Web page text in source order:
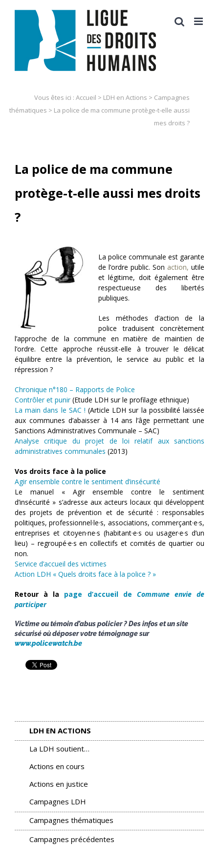
Vous êtes ici : Accueil > LDH en Actions > Campagnes
thématiques > La police de ma commune protège-t-elle aussi
mes droits ?
La police de ma commune
protège-t-elle aussi mes droits
?
La police communale est garante
de l’ordre public. Son action, utile
et légitime, doit également être
respectueuse des libertés
publiques.
Les méthodes d’action de la
police traduisent concrètement
l’approche de la commune en matière de maintien de
l’ordre. Cette approche réussit-elle à trouver le délicat
équilibre entre la prévention, le service au public et la
répression ?
Chronique n°180 – Rapports de Police
Contrôler et punir(Etude LDH sur le profilage ethnique)
La main dans le SAC ! (Article LDH sur la possibilité laissée
aux communes d’abaisser à 14 ans l’âge permettant une
Sanctions Administratives Communale – SAC)
Analyse critique du projet de loi relatif aux sanctions
administratives communales (2013)
Vos droits face à la police
Agir ensemble contre le sentiment d’insécurité
Le manuel « Agir ensemble contre le sentiment
d’insécurité » s’adresse aux acteurs locaux qui développent
des projets de prévention et de sécurité : responsables
politiques, professionnel·le·s, associations, commerçant·e·s,
entreprises et citoyen·ne·s (habitant·e·s ou usager·e·s d’un
lieu) – regroupé·e·s en collectifs et comités de quartier ou
non.
Service d’accueil des victimes
Action LDH « Quels droits face à la police ? »
Retour à la page d’accueil de Commune envie de
participer
Victime ou témoin d’abus policier ? Des infos et un site
sécurisé où déposer votre témoignage sur
www.policewatch.be
LDH EN ACTIONS
La LDH soutient…
Actions en cours
Actions en justice
Campagnes LDH
Campagnes thématiques
Campagnes précédentes